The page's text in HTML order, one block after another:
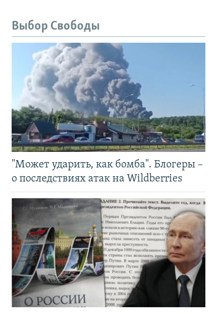
Выбор Свободы
"Может ударить, как бомба". Блогеры –
о последствиях атак на Wildberries